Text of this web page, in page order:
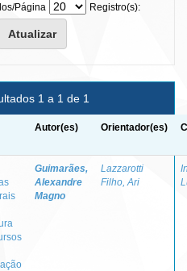
Página
Registro(s):
1 a 1 de 1
Autor(es) Orientador(es)
Guimarães,
Alexandre
Magno
Lazzarotti
Filho, Ari